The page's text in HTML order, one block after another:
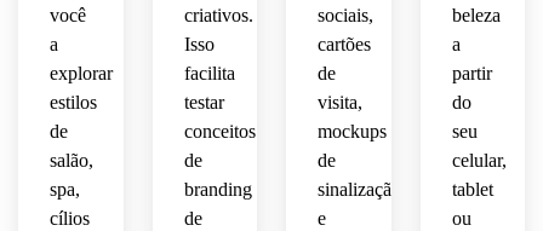
vetor
moderno,
bordas
nítidas
beleza
detalhes
limpos
marcas
beleza,
para
embalagens,
cartões
visita
de
no
Instagram.
você
a
explorar
estilos
de
salão,
spa,
cílios
criativos.
Isso
facilita
testar
conceitos
de
branding
de
sociais,
cartões
de
visita,
mockups
de
sinalização
e
beleza
a
partir
do
seu
celular,
tablet
ou